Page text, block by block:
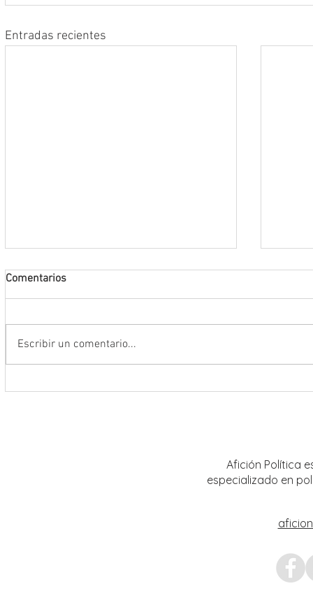
Entradas recientes
Comentarios
Escribir un comentario...
Afición Política
especializado en